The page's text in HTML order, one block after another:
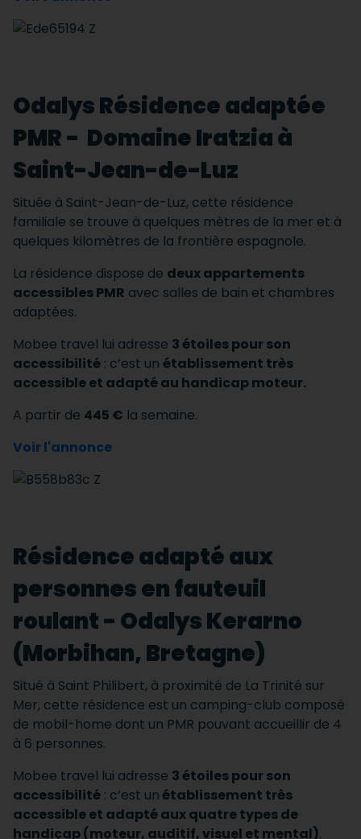
Odalys Résidence adaptée
PMR - Domaine Iratzia à
Saint-Jean-de-Luz
Située à Saint-Jean-de-Luz, cette résidence
familiale se trouve à quelques mètres de la mer et à
quelques kilomètres de la frontière espagnole.
La résidence dispose de deux appartements
accessibles PMR avec salles de bain et chambres
adaptées.
Mobee travel lui adresse 3 étoiles pour son
accessibilité : c’est un établissement très
accessible et adapté au handicap moteur.
A partir de 445 € la semaine.
Voir l'annonce
Résidence adapté aux
personnes en fauteuil
roulant - Odalys Kerarno
(Morbihan, Bretagne)
Situé à Saint Philibert, à proximité de La Trinité sur
Mer, cette résidence est un camping-club composé
de mobil-home dont un PMR pouvant accueillir de 4
à 6 personnes.
Mobee travel lui adresse 3 étoiles pour son
accessibilité : c’est un établissement très
accessible et adapté aux quatre types de
handicap (moteur, auditif, visuel et mental).